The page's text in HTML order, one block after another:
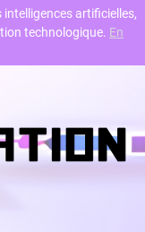
artificielles,
technologique. En